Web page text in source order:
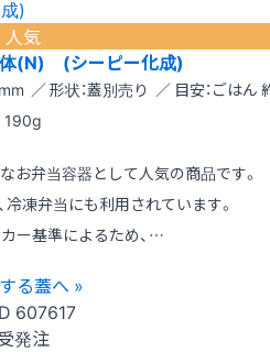
人気
(N) (シーピー化成)
／ 形状：蓋別売り ／ 目安：ごはん
190g
お弁当容器として人気の商品です。
凍弁当にも利用されています。
ー基準によるため、…
る蓋へ »
607617
発注